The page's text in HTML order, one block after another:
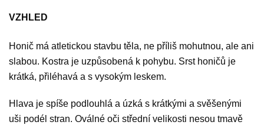
VZHLED
Honič má atletickou stavbu těla, ne příliš mohutnou, ale ani
slabou. Kostra je uzpůsobená k pohybu. Srst honičů je
krátká, přiléhavá a s vysokým leskem.
Hlava je spíše podlouhlá a úzká s krátkými a svěšenými
uši podél stran. Oválné oči střední velikosti nesou tmavě